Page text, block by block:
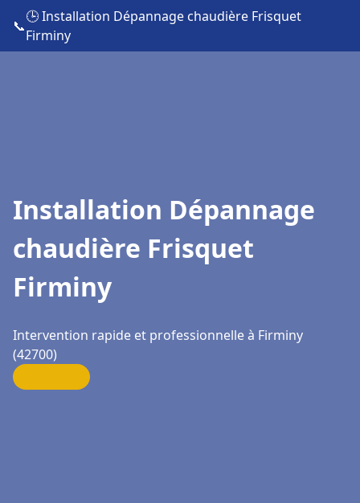
📞
🕒 Installation Dépannage chaudière Frisquet
Firminy
Installation Dépannage
chaudière Frisquet
Firminy
Intervention rapide et professionnelle à Firminy
(42700)